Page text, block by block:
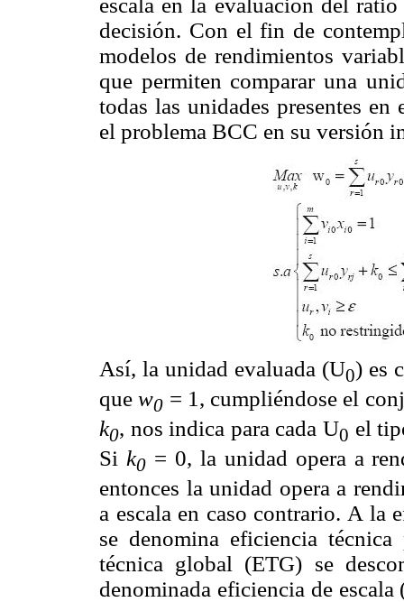
decisión. Con el fin de
modelos de rendimientos
que permiten comparar una
todas las unidades presentes
el problema BCC en su versión
Así, la unidad evaluada (U0) es
quew0 = 1, cumpliéndose el
k0, nos indica para cada U0 el
Si k0 = 0, la unidad opera a
entonces la unidad opera a
a escala en caso contrario. A la
se denomina eficiencia
técnica global (ETG) se
denominada eficiencia de